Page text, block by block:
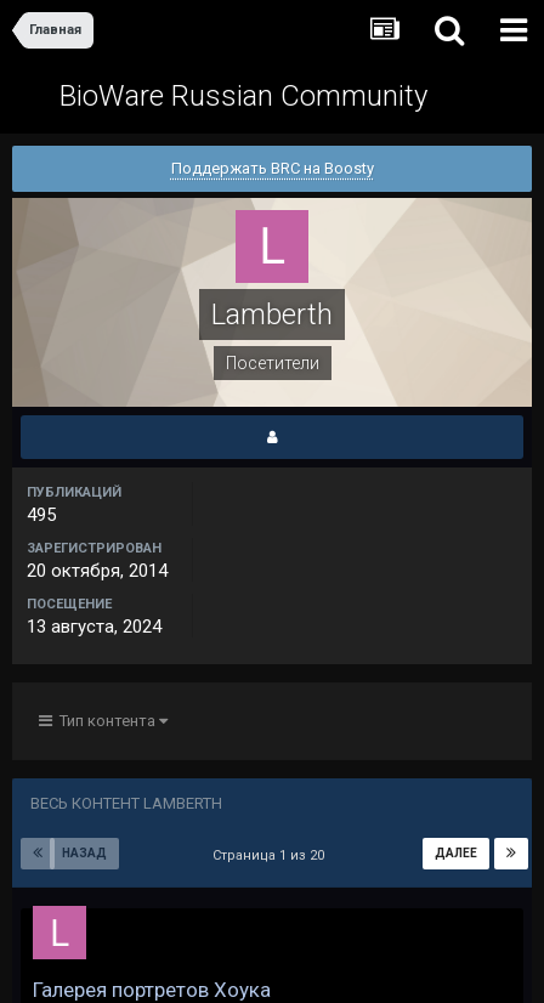
Главная
BioWare Russian Community
Поддержать BRC на Boosty
Lamberth
Посетители
ПУБЛИКАЦИЙ
495
ЗАРЕГИСТРИРОВАН
20 октября, 2014
ПОСЕЩЕНИЕ
13 августа, 2024
Тип контента
ВЕСЬ КОНТЕНТ LAMBERTH
НАЗАД ДАЛЕЕ
Страница 1 из 20
Галерея портретов Хоука